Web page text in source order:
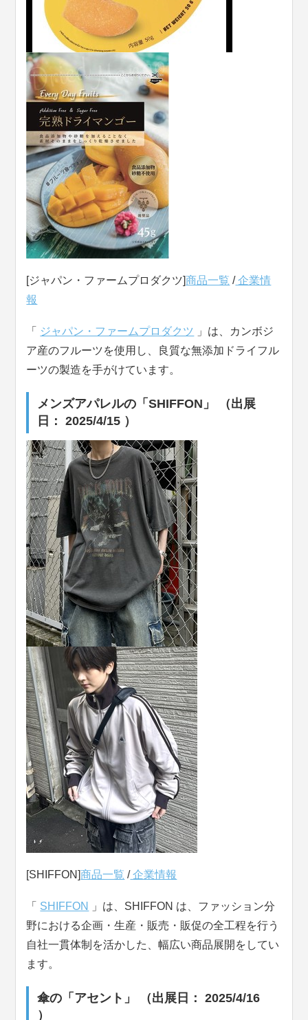
[ジャパン・ファームプロダクツ]商品一覧 /企業情
報
「 ジャパン・ファームプロダクツ
」は、カンボジ
ア産のフルーツを使用し、良質な無添加ドライフル
ーツの製造を手がけています。
メンズアパレルの「SHIFFON」 （出展
日： 2025/4/15 ）
[SHIFFON]商品一覧 /企業情報
「 SHIFFON
」は、SHIFFON は、ファッション分
野における企画・生産・販売・販促の全工程を行う
自社一貫体制を活かした、幅広い商品展開をしてい
ます。
傘の「アセント」 （出展日： 2025/4/16
）